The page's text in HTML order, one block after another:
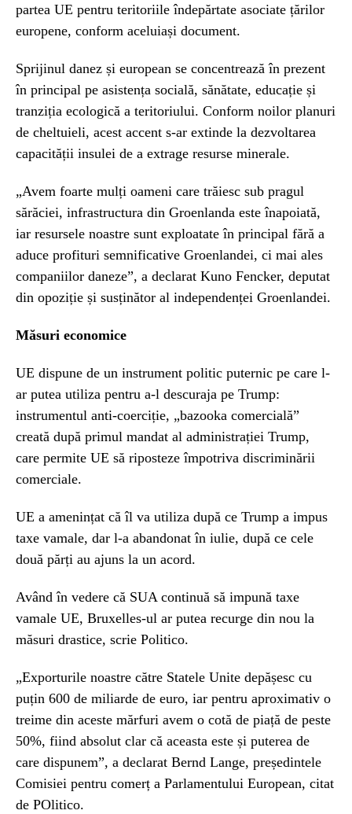
partea UE pentru teritoriile îndepărtate asociate țărilor
europene, conform aceluiași document.
Sprijinul danez și european se concentrează în prezent
în principal pe asistența socială, sănătate, educație și
tranziția ecologică a teritoriului. Conform noilor planuri
de cheltuieli, acest accent s-ar extinde la dezvoltarea
capacității insulei de a extrage resurse minerale.
„Avem foarte mulți oameni care trăiesc sub pragul
sărăciei, infrastructura din Groenlanda este înapoiată,
iar resursele noastre sunt exploatate în principal fără a
aduce profituri semnificative Groenlandei, ci mai ales
companiilor daneze”, a declarat Kuno Fencker, deputat
din opoziție și susținător al independenței Groenlandei.
Măsuri economice
UE dispune de un instrument politic puternic pe care l-
ar putea utiliza pentru a-l descuraja pe Trump:
instrumentul anti-coerciție, „bazooka comercială”
creată după primul mandat al administrației Trump,
care permite UE să riposteze împotriva discriminării
comerciale.
UE a amenințat că îl va utiliza după ce Trump a impus
taxe vamale, dar l-a abandonat în iulie, după ce cele
două părți au ajuns la un acord.
Având în vedere că SUA continuă să impună taxe
vamale UE, Bruxelles-ul ar putea recurge din nou la
măsuri drastice, scrie Politico.
„Exporturile noastre către Statele Unite depășesc cu
puțin 600 de miliarde de euro, iar pentru aproximativ o
treime din aceste mărfuri avem o cotă de piață de peste
50%, fiind absolut clar că aceasta este și puterea de
care dispunem”, a declarat Bernd Lange, președintele
Comisiei pentru comerț a Parlamentului European, citat
de POlitico.